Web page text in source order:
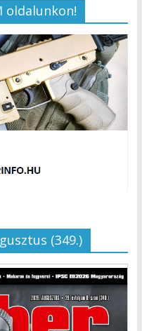
oldalunkon!
(349.)